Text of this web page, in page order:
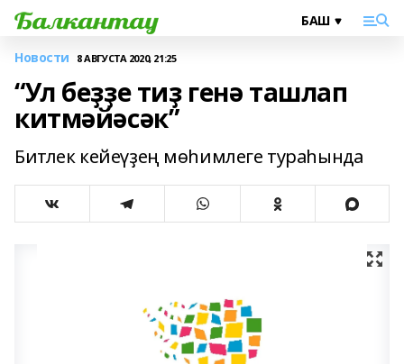
Новости 8 АВГУСТА 2020, 21:25
“Ул беҙҙе тиҙ генә ташлап
китмәйәсәк”
Битлек кейеүҙең мөһимлеге тураһында